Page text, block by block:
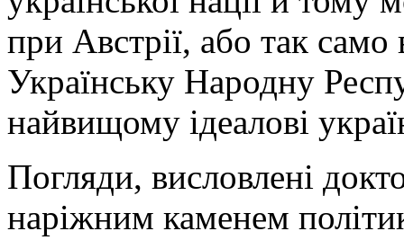
при Австрії, або так само
Українську Народну
найвищому ідеалові
Погляди, висловлені
наріжним каменем